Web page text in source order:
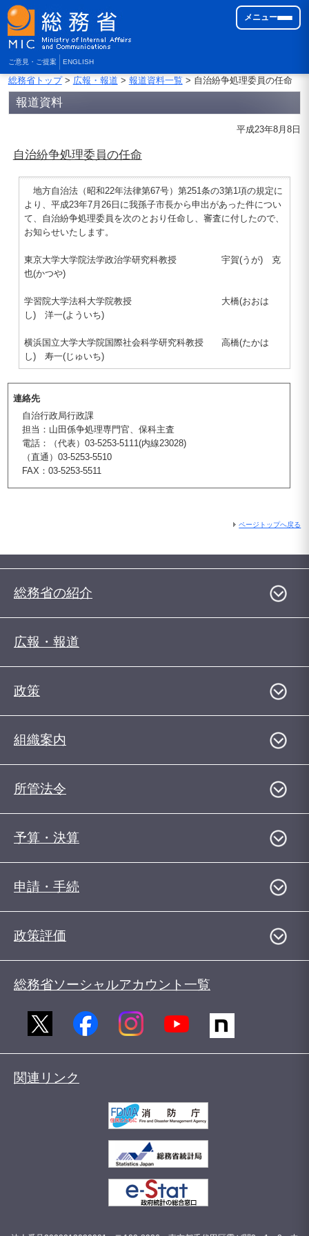
ご意見・ご提案 ENGLISH
メニュー
総務省トップ> 広報・報道 > 報道資料一覧> 自治紛争処理委員の任命
報道資料
平成23年8月8日
自治紛争処理委員の任命
地方自治法（昭和22年法律第67号）第251条の3第1項の規定に
より、平成23年7月26日に我孫子市長から申出があった件につい
て、自治紛争処理委員を次のとおり任命し、審査に付したので、
お知らせいたします。
東京大学大学院法学政治学研究科教授 宇賀(うが) 克
也(かつや)
学習院大学法科大学院教授 大橋(おおは
し) 洋一(よういち)
横浜国立大学大学院国際社会科学研究科教授 高橋(たかは
し) 寿一(じゅいち)
連絡先
自治行政局行政課
担当：山田係争処理専門官、保科主査
電話：（代表）03-5253-5111(内線23028)
（直通）03-5253-5510
FAX：03-5253-5511
ページトップへ戻る
総務省の紹介
広報・報道
政策
組織案内
所管法令
予算・決算
申請・手続
政策評価
総務省ソーシャルアカウント一覧
関連リンク